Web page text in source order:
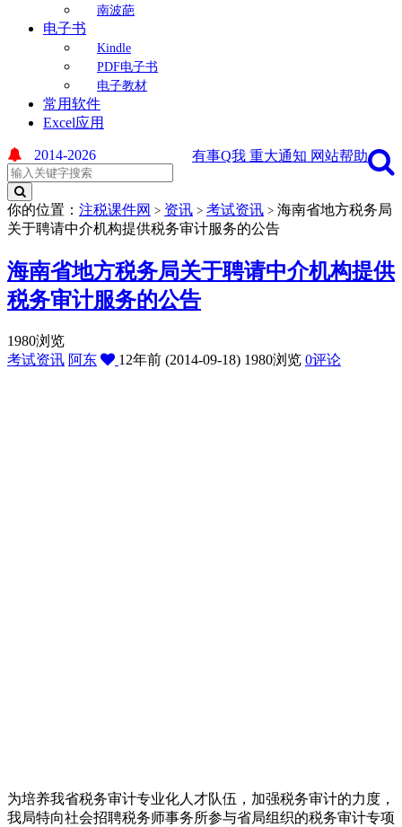
南波葩
电子书
Kindle
PDF电子书
电子教材
常用软件
Excel应用
有事Q我 重大通知 网站帮助
2014-2026
你的位置： 注税课件网 > 资讯 > 考试资讯 > 海南省地方税务局
关于聘请中介机构提供税务审计服务的公告
海南省地方税务局关于聘请中介机构提供
税务审计服务的公告
1980浏览
考试资讯 阿东 12年前 (2014-09-18) 1980浏览 0评论
为培养我省税务审计专业化人才队伍，加强税务审计的力度，
我局特向社会招聘税务师事务所参与省局组织的税务审计专项